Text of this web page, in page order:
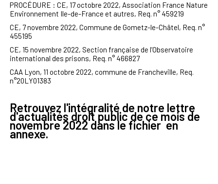
PROCÉDURE : CE, 17 octobre 2022, Association France Nature
Environnement Ile-de-France et autres, Req. n° 459219
CE, 7 novembre 2022, Commune de Gometz-le-Châtel, Req. n°
455195
CE, 15 novembre 2022, Section française de l’Observatoire
international des prisons, Req. n° 466827
CAA Lyon, 11 octobre 2022, commune de Francheville, Req.
n°20LY01383
Retrouvez l'intégralité de notre lettre
d'actualités droit public de ce mois de
novembre 2022 dans le fichier en
annexe.